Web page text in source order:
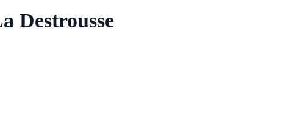
Destrousse